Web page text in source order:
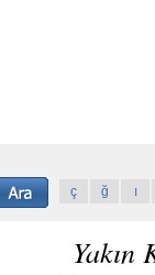
ç
ğ ı
Yakın